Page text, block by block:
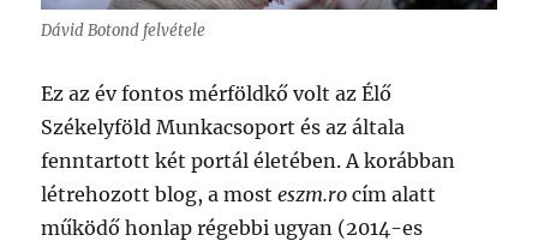
Dávid Botond felvétele
Ez az év fontos mérföldkő volt az Élő
Székelyföld Munkacsoport és az általa
fenntartott két portál életében. A korábban
létrehozott blog, a mosteszm.ro cím alatt
működő honlap régebbi ugyan (2014-es